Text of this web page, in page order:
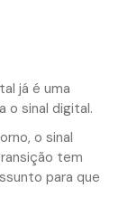
já é uma
o sinal digital.
o sinal
tem
para que